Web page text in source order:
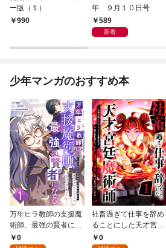
ー版（１）
990
年 ９月１０日号
589
新着
少年マンガのおすすめ本
万年ヒラ教師の支援魔
術師、最強の賢者にな
る～不人気の支援魔術
0
社畜過ぎて仕事を辞め
ることにした天才宮廷
魔術師～辺境の地でス
0